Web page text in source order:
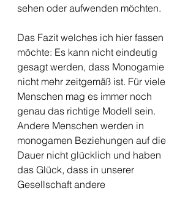
sehen oder aufwenden möchten.
Das Fazit welches ich hier fassen
möchte: Es kann nicht eindeutig
gesagt werden, dass Monogamie
nicht mehr zeitgemäß ist. Für viele
Menschen mag es immer noch
genau das richtige Modell sein.
Andere Menschen werden in
monogamen Beziehungen auf die
Dauer nicht glücklich und haben
das Glück, dass in unserer
Gesellschaft andere